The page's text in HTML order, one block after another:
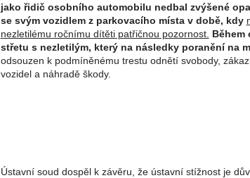
jako řidič osobního automobilu nedbal zvýšené
se svým vozidlem z parkovacího místa v době, kdy
nezletilému ročnímu dítěti patřičnou pozornost. Během
střetu s nezletilým, který na následky poranění na
odsouzen k podmíněnému trestu odnětí svobody,
vozidel a náhradě škody.
Ústavní soud dospěl k závěru, že ústavní stížnost je